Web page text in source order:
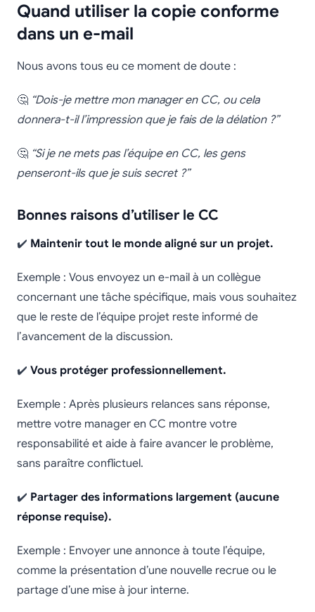
Quand utiliser la copie conforme
dans un e-mail
Nous avons tous eu ce moment de doute :
🤔 “Dois-je mettre mon manager en CC, ou cela
donnera-t-il l’impression que je fais de la délation ?”
🤔 “Si je ne mets pas l’équipe en CC, les gens
penseront-ils que je suis secret ?”
Bonnes raisons d’utiliser le CC
✔️ Maintenir tout le monde aligné sur un projet.
Exemple : Vous envoyez un e-mail à un collègue
concernant une tâche spécifique, mais vous souhaitez
que le reste de l’équipe projet reste informé de
l’avancement de la discussion.
✔️ Vous protéger professionnellement.
Exemple : Après plusieurs relances sans réponse,
mettre votre manager en CC montre votre
responsabilité et aide à faire avancer le problème,
sans paraître conflictuel.
✔️ Partager des informations largement (aucune
réponse requise).
Exemple : Envoyer une annonce à toute l’équipe,
comme la présentation d’une nouvelle recrue ou le
partage d’une mise à jour interne.